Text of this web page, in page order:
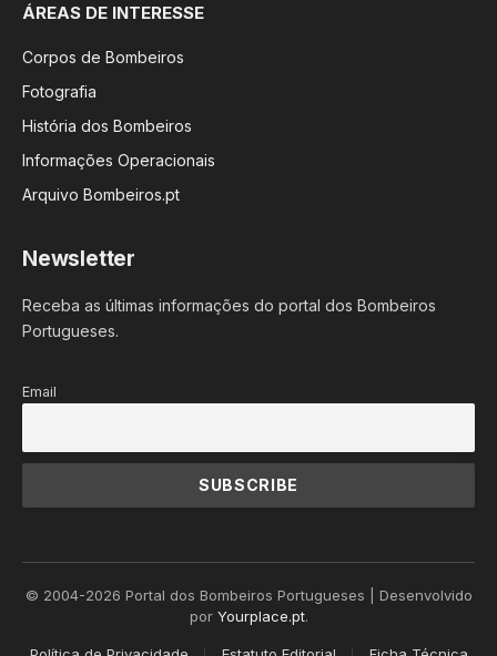
ÁREAS DE INTERESSE
Corpos de Bombeiros
Fotografia
História dos Bombeiros
Informações Operacionais
Arquivo Bombeiros.pt
Newsletter
Receba as últimas informações do portal dos Bombeiros
Portugueses.
Email
© 2004-2026 Portal dos Bombeiros Portugueses | Desenvolvido
por Yourplace.pt.